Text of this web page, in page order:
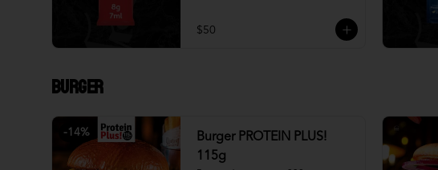
$50
Burger
-14%
Burger PROTEIN PLUS!
115g